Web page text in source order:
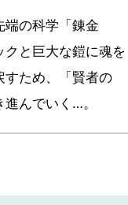
端の科学「錬金
と巨大な鎧に魂を
すため、「賢者の
んでいく…。